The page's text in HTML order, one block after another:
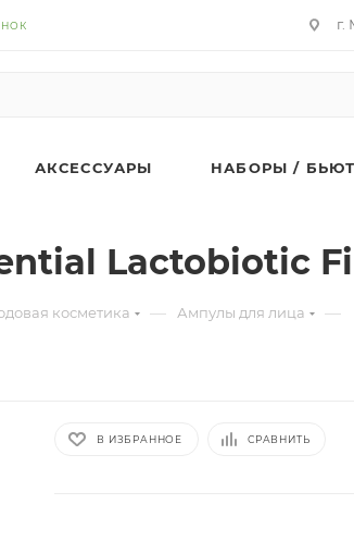
г.
АКСЕССУАРЫ НАБОРЫ /
Lactobiotic
косметика — Ампулы для лица —
В ИЗБРАННОЕ СРАВНИТЬ